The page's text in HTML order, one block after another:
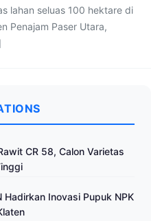
lahan seluas 100 hektare di
Penajam Paser Utara,
CR 58, Calon Varietas
Hadirkan Inovasi Pupuk NPK